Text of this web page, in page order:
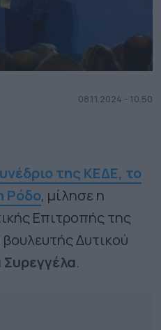
08.11.2024 - 10.50
της ΚΕΔΕ, το
Ρόδο, μίλησε η
Επιτροπής της
Δυτικού
.